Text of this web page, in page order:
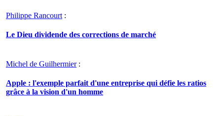
Philippe Rancourt :
Le Dieu dividende des corrections de marché
Michel de Guilhermier:
Apple : l'exemple parfait d'une entreprise qui défie les ratios
grâce à la vision d'un homme